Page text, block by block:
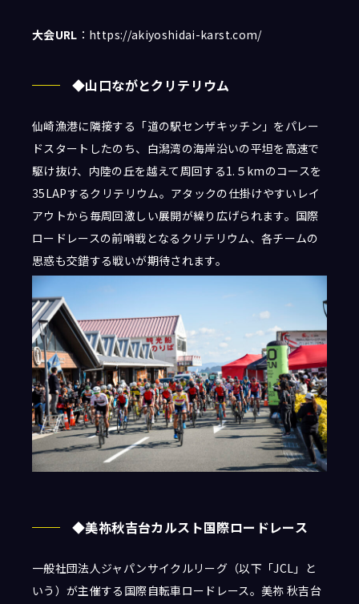
大会URL ：https://akiyoshidai-karst.com/
◆山口ながとクリテリウム
仙崎漁港に隣接する「道の駅センザキッチン」をパレー
ドスタートしたのち、白潟湾の海岸沿いの平坦を高速で
駆け抜け、内陸の丘を越えて周回する1.５kmのコースを
35LAPするクリテリウム。アタックの仕掛けやすいレイ
アウトから毎周回激しい展開が繰り広げられます。国際
ロードレースの前哨戦となるクリテリウム、各チームの
思惑も交錯する戦いが期待されます。
◆美祢秋吉台カルスト国際ロードレース
一般社団法人ジャパンサイクルリーグ（以下「JCL」と
いう）が主催する国際自転車ロードレース。美祢 秋吉台